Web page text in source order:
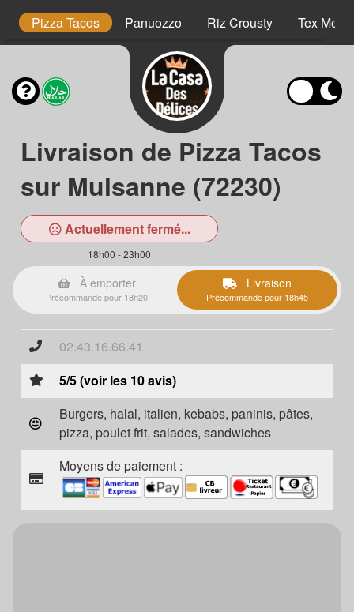
Pizza Tacos Panuozzo Riz Crousty Tex Mex
Livraison de Pizza Tacos
sur Mulsanne (72230)
Actuellement fermé...
18h00 - 23h00
À emporter
Précommande pour 18h20
Livraison
Précommande pour 18h45
02.43.16.66.41
5/5 (voir les 10 avis)
Burgers, halal, italien, kebabs, paninis, pâtes,
pizza, poulet frit, salades, sandwiches
Moyens de paiement :